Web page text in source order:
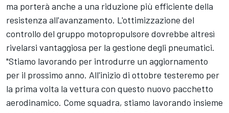
ma porterà anche a una riduzione più efficiente della
resistenza all'avanzamento. L'ottimizzazione del
controllo del gruppo motopropulsore dovrebbe altresì
rivelarsi vantaggiosa per la gestione degli pneumatici.
"Stiamo lavorando per introdurre un aggiornamento
per il prossimo anno. All'inizio di ottobre testeremo per
la prima volta la vettura con questo nuovo pacchetto
aerodinamico. Come squadra, stiamo lavorando insieme